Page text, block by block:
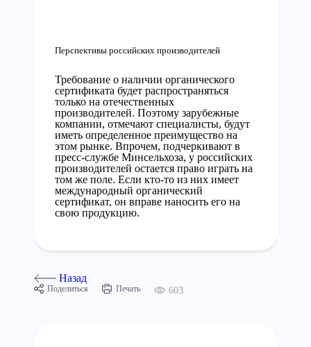
Перспективы российских производителей
Требование о наличии органического
сертификата будет распространяться
только на отечественных
производителей. Поэтому зарубежные
компании, отмечают специалисты, будут
иметь определенное преимущество на
этом рынке. Впрочем, подчеркивают в
пресс-службе Минсельхоза, у российских
производителей остается право играть на
том же поле. Если кто-то из них имеет
международный органический
сертификат, он вправе наносить его на
свою продукцию.
Назад
Поделиться Печать 603